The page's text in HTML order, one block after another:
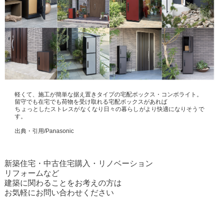
軽くて、施工が簡単な据え置きタイプの宅配ボックス・コンボライト。
留守でも在宅でも荷物を受け取れる宅配ボックスがあれば
ちょっとしたストレスがなくなり日々の暮らしがより快適になりそうで
す。
出典・引用/Panasonic
新築住宅・中古住宅購入・リノベーション
リフォームなど
建築に関わることをお考えの方は
お気軽にお問い合わせください